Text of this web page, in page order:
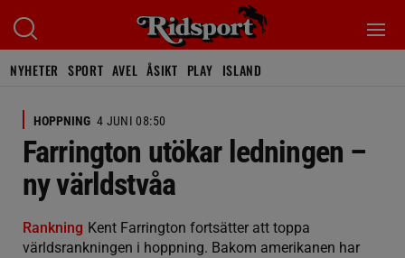
NYHETER SPORT AVEL ÅSIKT PLAY ISLAND
HOPPNING 4 JUNI 08:50
Farrington utökar ledningen –
ny världstvåa
Rankning Kent Farrington fortsätter att toppa
världsrankningen i hoppning. Bakom amerikanen har